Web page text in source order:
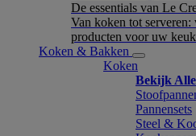
De essentials van Le
Van koken tot
producten voor uw
Koken & Bakken
Koken
Bekijk
Pannensets
Steel &